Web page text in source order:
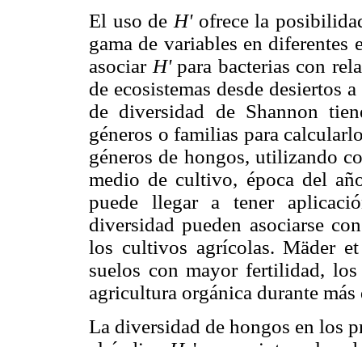
El uso deH' ofrece la
gama de variables en
asociarH'para bacterias con
de ecosistemas desde desiertos
de diversidad de Shannon
géneros o familias para
géneros de hongos, utilizando
medio de cultivo, época del
puede llegar a tener
diversidad pueden asociarse
los cultivos agrícolas. Mäder
suelos con mayor fertilidad, los
agricultura orgánica durante más
La diversidad de hongos en los